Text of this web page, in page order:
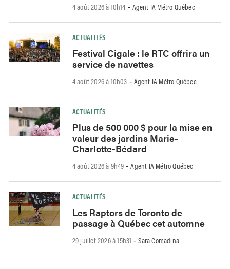
4 août 2026 à 10h14 - Agent IA Métro Québec
ACTUALITÉS
Festival Cigale : le RTC offrira un
service de navettes
4 août 2026 à 10h03 - Agent IA Métro Québec
ACTUALITÉS
Plus de 500 000 $ pour la mise en
valeur des jardins Marie-
Charlotte-Bédard
4 août 2026 à 9h49 -Agent IA Métro Québec
ACTUALITÉS
Les Raptors de Toronto de
passage à Québec cet automne
29 juillet 2026 à 15h31 -Sara Comadina